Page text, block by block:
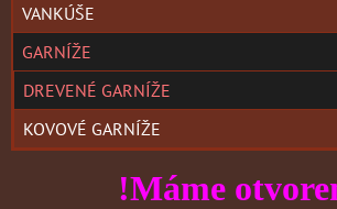
VANKÚŠE
GARNÍŽE
DREVENÉ GARNÍŽE
KOVOVÉ GARNÍŽE
!Máme